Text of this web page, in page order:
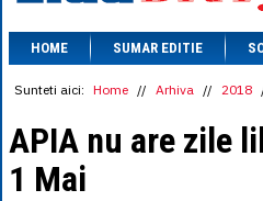
HOME SUMAR EDITIE
Sunteti aici: Home // Arhiva // 2018
APIA nu are zile
1 Mai